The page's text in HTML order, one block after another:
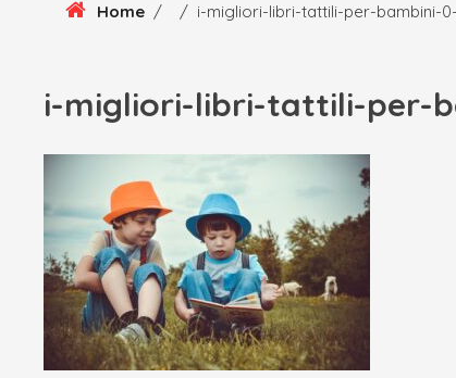
Home / / i-migliori-libri-tattili-per-bambini-
i-migliori-libri-tattili-per-